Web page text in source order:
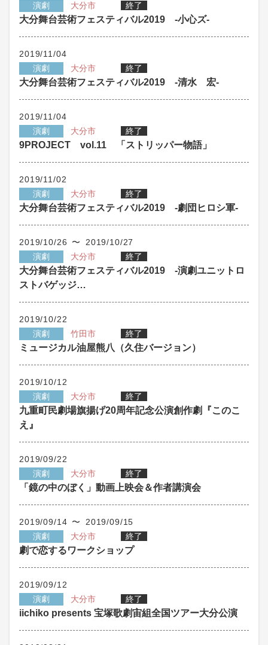
演劇
大分市 終了
大分舞台芸術フェスティバル2019 -小心ズ-
2019/11/04
演劇
大分市 終了
大分舞台芸術フェスティバル2019 -清水 宏-
2019/11/04
演劇
大分市 終了
9PROJECT vol.11 「ストリッパー物語」
2019/11/02
演劇
大分市 終了
大分舞台芸術フェスティバル2019 -劇団ヒロシ軍-
2019/10/26 〜 2019/10/27
演劇
大分市 終了
大分舞台芸術フェスティバル2019 -演劇ユニットロ
ストバゲッジ…
2019/10/22
演劇
竹田市 終了
ミュージカル油屋熊八（久住バージョン）
2019/10/12
演劇
大分市 終了
九重町民劇場旗揚げ20周年記念公演創作劇『このこ
え』
2019/09/22
演劇
大分市 終了
「鏡の中のぼく」動画上映会＆作者講演会
2019/09/14 〜 2019/09/15
演劇
大分市 終了
劇で恋するワークショップ
2019/09/12
演劇
大分市 終了
iichiko presents 宝塚歌劇宙組全国ツアー大分公演